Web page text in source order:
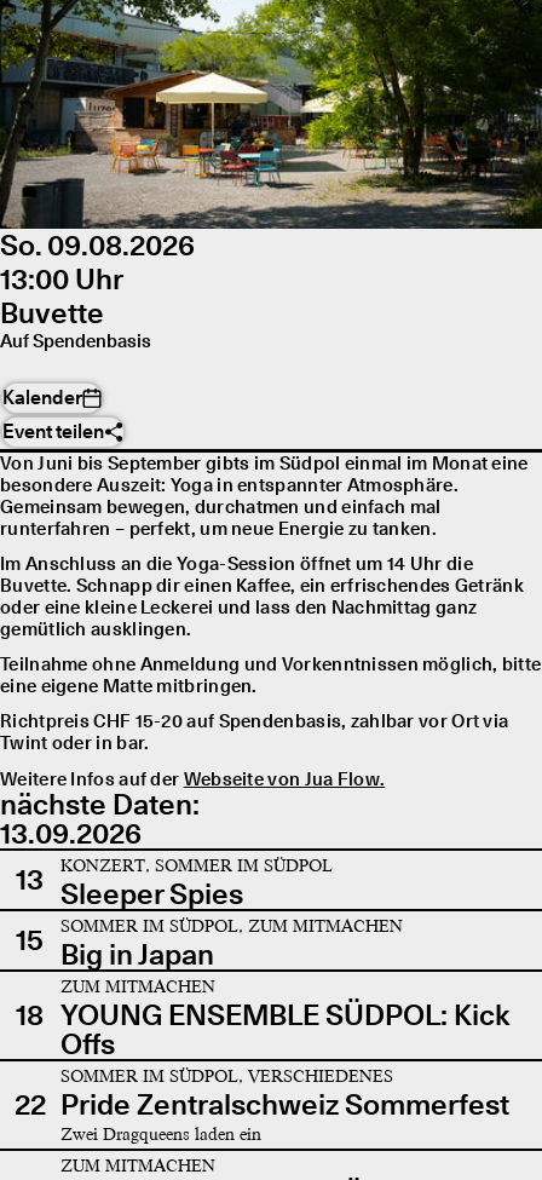
So. 09.08.2026
13:00 Uhr
Buvette
Auf Spendenbasis
Kalender
Event teilen
Von Juni bis September gibts im Südpol einmal im Monat eine
besondere Auszeit: Yoga in entspannter Atmosphäre.
Gemeinsam bewegen, durchatmen und einfach mal
runterfahren – perfekt, um neue Energie zu tanken.
Im Anschluss an die Yoga-Session öffnet um 14 Uhr die
Buvette. Schnapp dir einen Kaffee, ein erfrischendes Getränk
oder eine kleine Leckerei und lass den Nachmittag ganz
gemütlich ausklingen.
Teilnahme ohne Anmeldung und Vorkenntnissen möglich, bitte
eine eigene Matte mitbringen.
Richtpreis CHF 15-20 auf Spendenbasis, zahlbar vor Ort via
Twint oder in bar.
Weitere Infos auf der Webseite von Jua Flow.
nächste Daten:
13.09.2026
13
KONZERT, SOMMER IM SÜDPOL
Sleeper Spies
15
SOMMER IM SÜDPOL, ZUM MITMACHEN
Big in Japan
18
ZUM MITMACHEN
YOUNG ENSEMBLE SÜDPOL: Kick
Offs
22
SOMMER IM SÜDPOL, VERSCHIEDENES
Pride Zentralschweiz Sommerfest
Zwei Dragqueens laden ein
ZUM MITMACHEN